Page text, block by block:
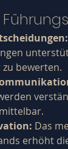
bewerten.
Das
erhöht